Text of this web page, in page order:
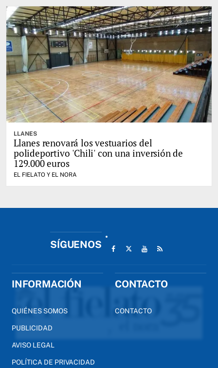
LLANES
Llanes renovará los vestuarios del
polideportivo 'Chili' con una inversión de
129.000 euros
EL FIELATO Y EL NORA
SÍGUENOS
INFORMACIÓN
QUIÉNES SOMOS
PUBLICIDAD
AVISO LEGAL
POLÍTICA DE PRIVACIDAD
CONTACTO
CONTACTO